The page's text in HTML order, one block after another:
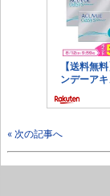
« 次の記事へ